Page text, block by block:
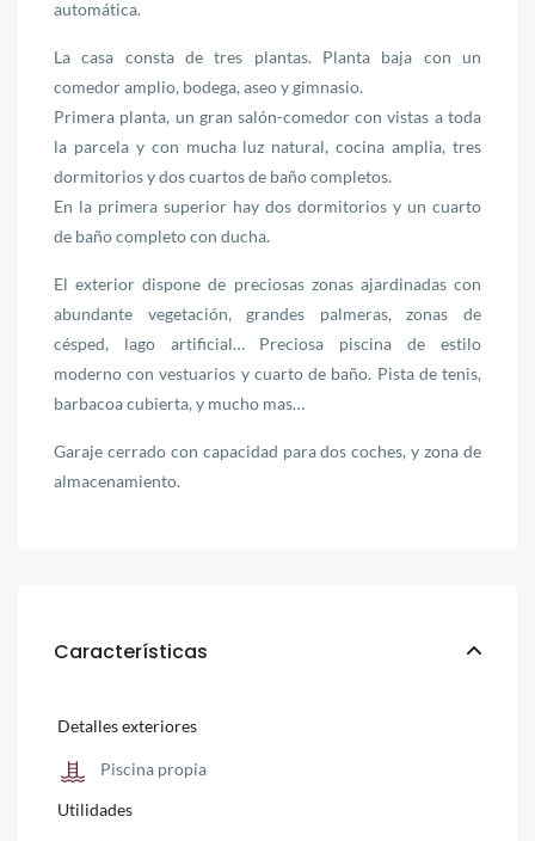
automática.
La casa consta de tres plantas. Planta baja con un
comedor amplio, bodega, aseo y gimnasio.
Primera planta, un gran salón-comedor con vistas a toda
la parcela y con mucha luz natural, cocina amplia, tres
dormitorios y dos cuartos de baño completos.
En la primera superior hay dos dormitorios y un cuarto
de baño completo con ducha.
El exterior dispone de preciosas zonas ajardinadas con
abundante vegetación, grandes palmeras, zonas de
césped, lago artificial… Preciosa piscina de estilo
moderno con vestuarios y cuarto de baño. Pista de tenis,
barbacoa cubierta, y mucho mas…
Garaje cerrado con capacidad para dos coches, y zona de
almacenamiento.
Características
Detalles exteriores
Piscina propia
Utilidades